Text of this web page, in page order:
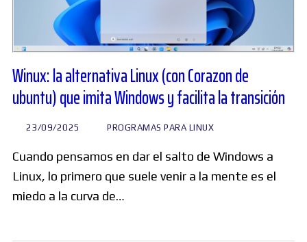
Winux: la alternativa Linux (con Corazon de
ubuntu) que imita Windows y facilita la transición
23/09/2025 PROGRAMAS PARA LINUX
Cuando pensamos en dar el salto de Windows a
Linux, lo primero que suele venir a la mente es el
miedo a la curva de…